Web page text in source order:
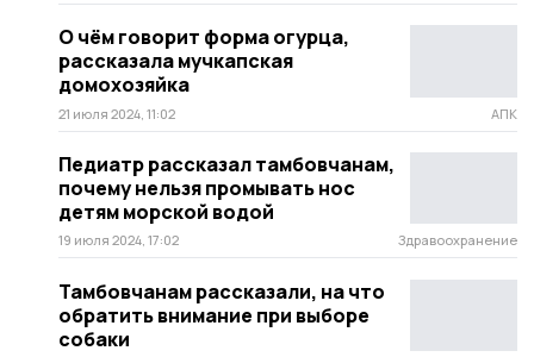
О чём говорит форма огурца,
рассказала мучкапская
домохозяйка
21 июля 2024, 11:02 АПК
Педиатр рассказал тамбовчанам,
почему нельзя промывать нос
детям морской водой
19 июля 2024, 17:02 Здравоохранение
Тамбовчанам рассказали, на что
обратить внимание при выборе
собаки